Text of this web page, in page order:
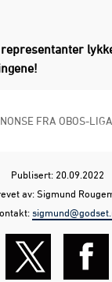
FRA OBOS-
Publisert: 20.09.2022
av: Sigmund